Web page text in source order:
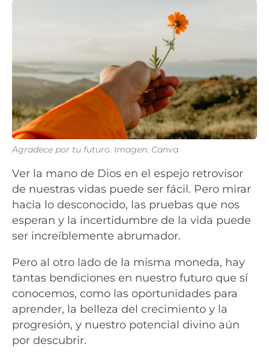
Agradece por tu futuro. Imagen: Canva
Ver la mano de Dios en el espejo retrovisor
de nuestras vidas puede ser fácil. Pero mirar
hacia lo desconocido, las pruebas que nos
esperan y la incertidumbre de la vida puede
ser increíblemente abrumador.
Pero al otro lado de la misma moneda, hay
tantas bendiciones en nuestro futuro que sí
conocemos, como las oportunidades para
aprender, la belleza del crecimiento y la
progresión, y nuestro potencial divino aún
por descubrir.